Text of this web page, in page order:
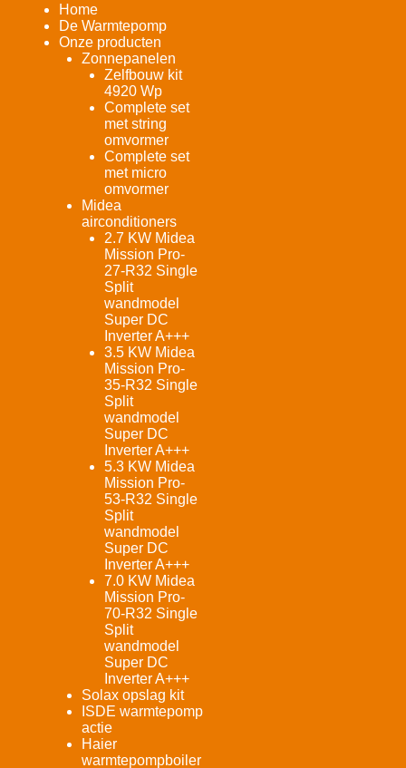
Home
De Warmtepomp
Onze producten
Zonnepanelen
Zelfbouw kit
4920 Wp
Complete set
met string
omvormer
Complete set
met micro
omvormer
Midea
airconditioners
2.7 KW Midea
Mission Pro-
27-R32 Single
Split
wandmodel
Super DC
Inverter A+++
3.5 KW Midea
Mission Pro-
35-R32 Single
Split
wandmodel
Super DC
Inverter A+++
5.3 KW Midea
Mission Pro-
53-R32 Single
Split
wandmodel
Super DC
Inverter A+++
7.0 KW Midea
Mission Pro-
70-R32 Single
Split
wandmodel
Super DC
Inverter A+++
Solax opslag kit
ISDE warmtepomp
actie
Haier
warmtepompboiler